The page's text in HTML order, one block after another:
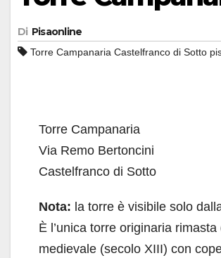
Di Pisaonline
Torre Campanaria Castelfranco di Sotto
Torre Campanaria
Via Remo Bertoncini
Castelfranco di Sotto
Nota: la torre è visibile solo
È l’unica torre originaria
medievale (secolo XIII) con